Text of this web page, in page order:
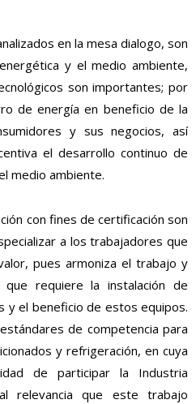
en la mesa dialogo, son
y el medio ambiente,
son importantes; por
de energía en beneficio de la
y sus negocios, así
el desarrollo continuo de
medio ambiente.
con fines de certificación son
a los trabajadores que
pues armoniza el trabajo y
que requiere la instalación de
y el beneficio de estos equipos.
de competencia para
y refrigeración, en cuya
de participar la Industria
relevancia que este trabajo